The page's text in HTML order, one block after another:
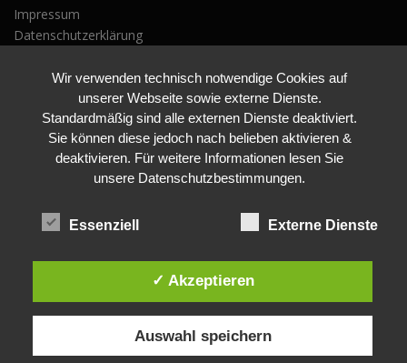
Impressum
Datenschutzerklärung
VERANSTALTUNGEN
Veranstaltungen
Wir verwenden technisch notwendige Cookies auf
unserer Webseite sowie externe Dienste.
Standardmäßig sind alle externen Dienste deaktiviert.
Sie können diese jedoch nach belieben aktivieren &
deaktivieren. Für weitere Informationen lesen Sie
unsere Datenschutzbestimmungen.
Essenziell Externe Dienste
✓ Akzeptieren
Auswahl speichern